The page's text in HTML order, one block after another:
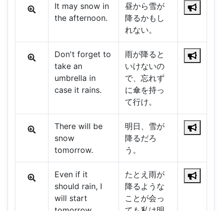
It may snow in
the afternoon.
昼から雪が
降るかもし
れない。
Don't forget to
take an
umbrella in
case it rains.
雨が降ると
いけないの
で、忘れず
に傘を持っ
て行け。
There will be
snow
tomorrow.
明日、雪が
降るだろ
う。
Even if it
should rain, I
will start
たとえ雨が
降るような
ことが会っ